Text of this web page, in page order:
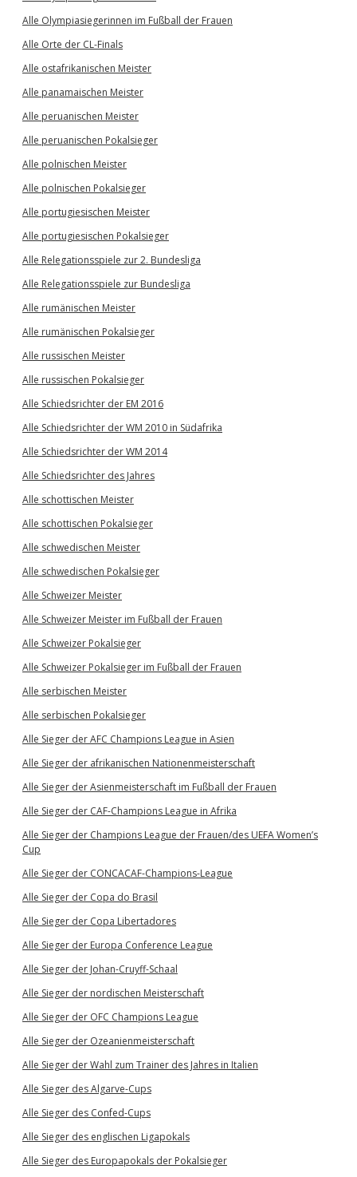
Alle Olympiasiegerinnen im Fußball der Frauen
Alle Orte der CL-Finals
Alle ostafrikanischen Meister
Alle panamaischen Meister
Alle peruanischen Meister
Alle peruanischen Pokalsieger
Alle polnischen Meister
Alle polnischen Pokalsieger
Alle portugiesischen Meister
Alle portugiesischen Pokalsieger
Alle Relegationsspiele zur 2. Bundesliga
Alle Relegationsspiele zur Bundesliga
Alle rumänischen Meister
Alle rumänischen Pokalsieger
Alle russischen Meister
Alle russischen Pokalsieger
Alle Schiedsrichter der EM 2016
Alle Schiedsrichter der WM 2010 in Südafrika
Alle Schiedsrichter der WM 2014
Alle Schiedsrichter des Jahres
Alle schottischen Meister
Alle schottischen Pokalsieger
Alle schwedischen Meister
Alle schwedischen Pokalsieger
Alle Schweizer Meister
Alle Schweizer Meister im Fußball der Frauen
Alle Schweizer Pokalsieger
Alle Schweizer Pokalsieger im Fußball der Frauen
Alle serbischen Meister
Alle serbischen Pokalsieger
Alle Sieger der AFC Champions League in Asien
Alle Sieger der afrikanischen Nationenmeisterschaft
Alle Sieger der Asienmeisterschaft im Fußball der Frauen
Alle Sieger der CAF-Champions League in Afrika
Alle Sieger der Champions League der Frauen/des UEFA Women’s
Cup
Alle Sieger der CONCACAF-Champions-League
Alle Sieger der Copa do Brasil
Alle Sieger der Copa Libertadores
Alle Sieger der Europa Conference League
Alle Sieger der Johan-Cruyff-Schaal
Alle Sieger der nordischen Meisterschaft
Alle Sieger der OFC Champions League
Alle Sieger der Ozeanienmeisterschaft
Alle Sieger der Wahl zum Trainer des Jahres in Italien
Alle Sieger des Algarve-Cups
Alle Sieger des Confed-Cups
Alle Sieger des englischen Ligapokals
Alle Sieger des Europapokals der Pokalsieger